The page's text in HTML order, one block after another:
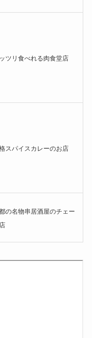
ツリ食べれる肉食堂店
スパイスカレーのお店
の名物串居酒屋のチェー